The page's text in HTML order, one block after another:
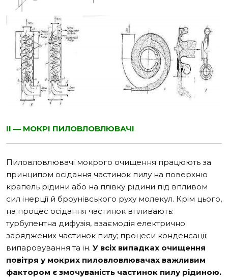
II — МОКРІ ПИЛОВЛОВЛЮВАЧІ
Пиловловлювачі мокрого очищення працюють за
принципом осідання частинок пилу на поверхню
крапель рідини або на плівку рідини під впливом
сил інерції й броунівського руху молекул. Крім цього,
на процес осідання частинок впливають:
турбулентна дифузія, взаємодія електрично
заряджених частинок пилу; процеси конденсації;
випаровування та ін. У всіх випадках очищення
повітря у мокрих пиловловлювачах важливим
фактором є змочуваність частинок пилу рідиною.